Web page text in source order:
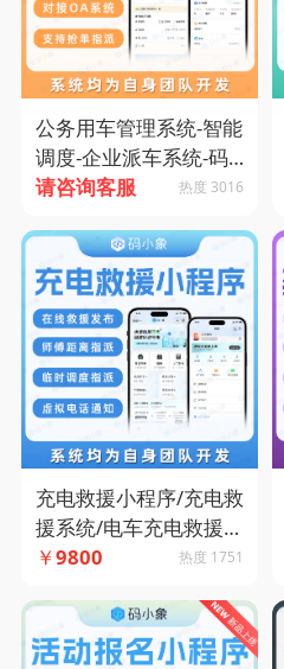
公务用车管理系统-智能
调度-企业派车系统-码
小象源码
请咨询客服 热度 3016
充电救援小程序/充电救
援系统/电车充电救援A
PP-在线救援发布-支持
派-独立救援端-码小象
源码
￥9800 热度 1751